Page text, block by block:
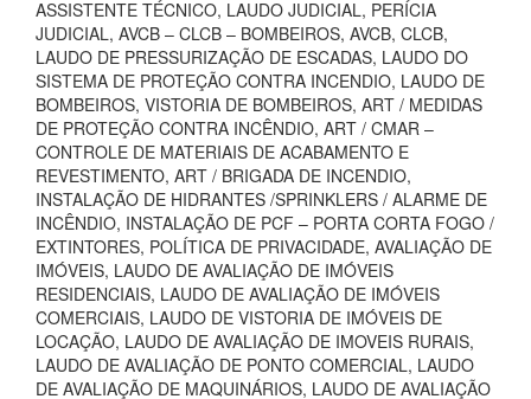
ASSISTENTE TÉCNICO, LAUDO JUDICIAL, PERÍCIA
JUDICIAL, AVCB – CLCB – BOMBEIROS, AVCB, CLCB,
LAUDO DE PRESSURIZAÇÃO DE ESCADAS, LAUDO DO
SISTEMA DE PROTEÇÃO CONTRA INCENDIO, LAUDO DE
BOMBEIROS, VISTORIA DE BOMBEIROS, ART / MEDIDAS
DE PROTEÇÃO CONTRA INCÊNDIO, ART / CMAR –
CONTROLE DE MATERIAIS DE ACABAMENTO E
REVESTIMENTO, ART / BRIGADA DE INCENDIO,
INSTALAÇÃO DE HIDRANTES /SPRINKLERS / ALARME DE
INCÊNDIO, INSTALAÇÃO DE PCF – PORTA CORTA FOGO /
EXTINTORES, POLÍTICA DE PRIVACIDADE, AVALIAÇÃO DE
IMÓVEIS, LAUDO DE AVALIAÇÃO DE IMÓVEIS
RESIDENCIAIS, LAUDO DE AVALIAÇÃO DE IMÓVEIS
COMERCIAIS, LAUDO DE VISTORIA DE IMÓVEIS DE
LOCAÇÃO, LAUDO DE AVALIAÇÃO DE IMOVEIS RURAIS,
LAUDO DE AVALIAÇÃO DE PONTO COMERCIAL, LAUDO
DE AVALIAÇÃO DE MAQUINÁRIOS, LAUDO DE AVALIAÇÃO